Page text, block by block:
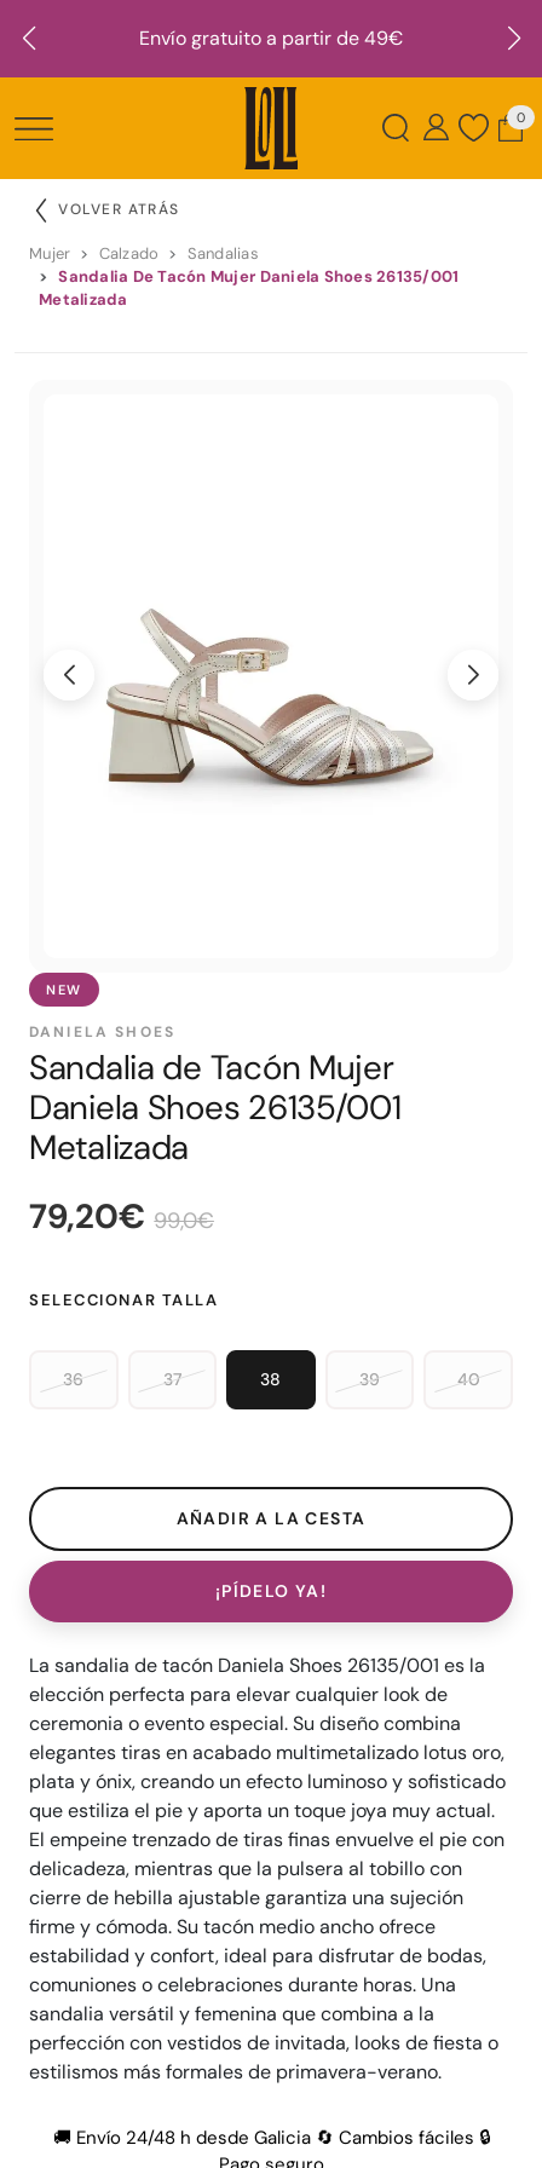
Envío gratuito a partir de 49€
0
VOLVER ATRÁS
Mujer Calzado
Sandalias
Sandalia De Tacón Mujer Daniela Shoes 26135/001
Metalizada
NEW
DANIELA SHOES
Sandalia de Tacón Mujer
Daniela Shoes 26135/001
Metalizada
79,20€ 99,0€
SELECCIONAR TALLA
36 37 38 39 40
¡PÍDELO YA!
La sandalia de tacón Daniela Shoes 26135/001 es la
elección perfecta para elevar cualquier look de
ceremonia o evento especial. Su diseño combina
elegantes tiras en acabado multimetalizado lotus oro,
plata y ónix, creando un efecto luminoso y sofisticado
que estiliza el pie y aporta un toque joya muy actual.
El empeine trenzado de tiras finas envuelve el pie con
delicadeza, mientras que la pulsera al tobillo con
cierre de hebilla ajustable garantiza una sujeción
firme y cómoda. Su tacón medio ancho ofrece
estabilidad y confort, ideal para disfrutar de bodas,
comuniones o celebraciones durante horas. Una
sandalia versátil y femenina que combina a la
perfección con vestidos de invitada, looks de fiesta o
estilismos más formales de primavera-verano.
🚚 Envío 24/48 h desde Galicia 🔄 Cambios fáciles 🔒